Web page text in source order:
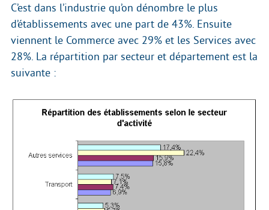
C’est dans l’industrie qu’on dénombre le plus
d’établissements avec une part de 43%. Ensuite
viennent le Commerce avec 29% et les Services avec
28%. La répartition par secteur et département est la
suivante :